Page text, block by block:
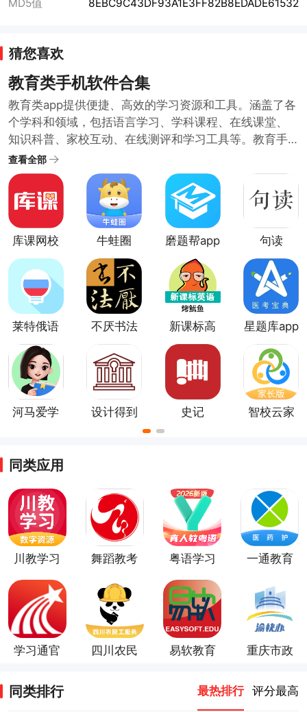
MD5值 8EBC9C43DF93A1E3FF82B8EDADE61532
猜您喜欢
教育类手机软件合集
教育类app提供便捷、高效的学习资源和工具。涵盖了各
个学科和领域，包括语言学习、学科课程、在线课堂、
知识科普、家校互动、在线测评和学习工具等。教育手
机软件具有便捷性、多样性、互动性的特点，用户可以
通过教育类手机软件，随时随地学习新知识、提升自己
的能力。为了满足不同用户的学习需求和教育需求，小
编提供了教育类手机软件合集供大家挑选下载学习。
查看全部
库课网校
官方版
牛蛙圈 磨题帮app 句读
莱特俄语
学习背单
词app
不厌书法
app
新课标高
中英语单
词app
星题库app
河马爱学
设计得到
史记
智校云家
同类应用
川教学习
舞蹈教考
粤语学习
一通教育
学习通官
通官方版
四川农民
易软教育
重庆市政
同类排行 最热排行 评分最高